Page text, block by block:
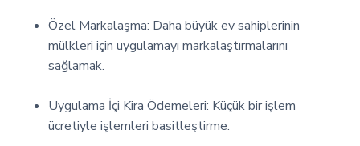
Özel Markalaşma: Daha büyük ev sahiplerinin
mülkleri için uygulamayı markalaştırmalarını
sağlamak.
Uygulama İçi Kira Ödemeleri: Küçük bir işlem
ücretiyle işlemleri basitleştirme.